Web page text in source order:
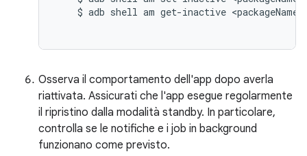
    $ adb shell am get-inactive <packageName>
Osserva il comportamento dell'app dopo averla
riattivata. Assicurati che l'app esegue regolarmente
il ripristino dalla modalità standby. In particolare,
controlla se le notifiche e i job in background
funzionano come previsto.